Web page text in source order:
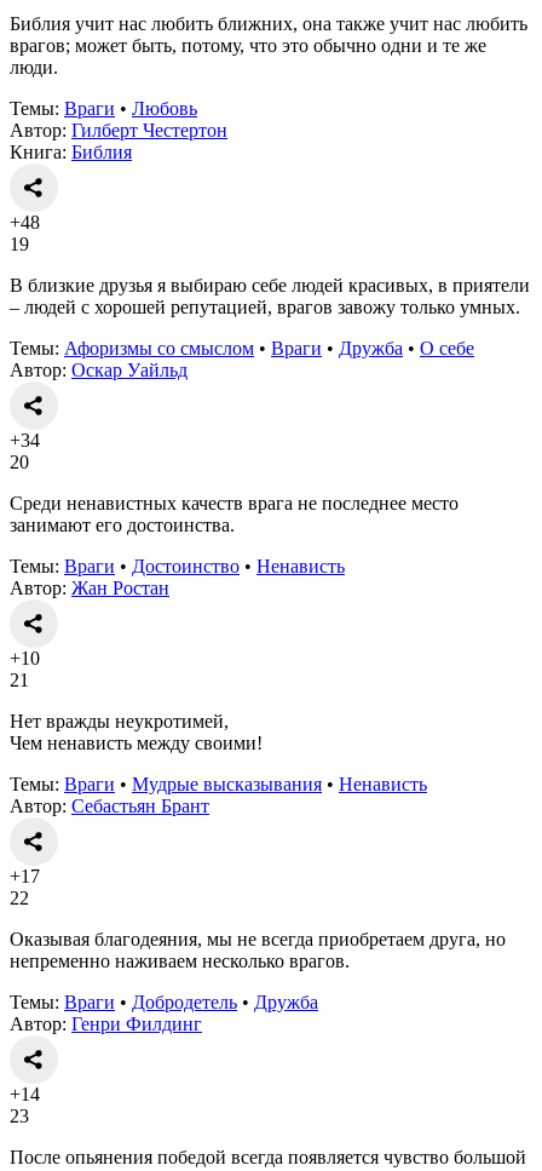
Библия учит нас любить ближних, она также учит нас любить
врагов; может быть, потому, что это обычно одни и те же
люди.
Темы: Враги • Любовь
Автор: Гилберт Честертон
Книга: Библия
+48
19
В близкие друзья я выбираю себе людей красивых, в приятели
– людей с хорошей репутацией, врагов завожу только умных.
Темы: Афоризмы со смыслом • Враги • Дружба • О себе
Автор: Оскар Уайльд
+34
20
Среди ненавистных качеств врага не последнее место
занимают его достоинства.
Темы: Враги • Достоинство • Ненависть
Автор: Жан Ростан
+10
21
Нет вражды неукротимей,
Чем ненависть между своими!
Темы: Враги • Мудрые высказывания • Ненависть
Автор: Себастьян Брант
+17
22
Оказывая благодеяния, мы не всегда приобретаем друга, но
непременно наживаем несколько врагов.
Темы: Враги • Добродетель • Дружба
Автор: Генри Филдинг
+14
23
После опьянения победой всегда появляется чувство большой